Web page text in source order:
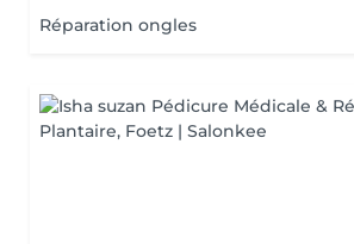
Réparation ongles